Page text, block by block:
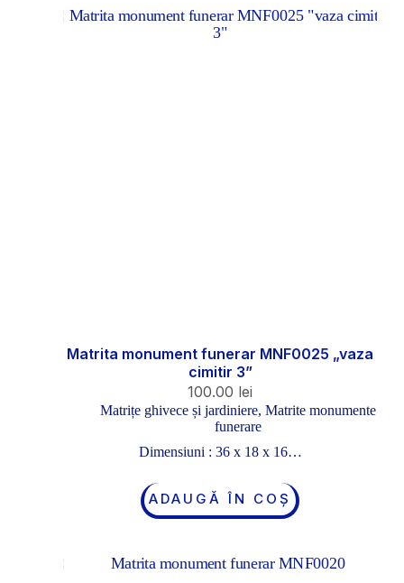
Matrita monument funerar MNF0025 „vaza
cimitir 3”
100.00 lei
Matrițe ghivece și jardiniere, Matrite monumente
funerare
Dimensiuni : 36 x 18 x 16…
ADAUGĂ ÎN COȘ